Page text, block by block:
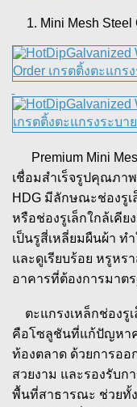
1. Mini Mesh
Premium Mini
เชื่อมสำเร็จรูปคุณภา
HDG มีลักษณะช่องรู
หรือช่องรูเล็กใกล้เคีย
เป็นรูสี่เหลี่ยมผืนผ้า ท
และดูเรียบร้อย หรูหร
อาคารที่ต้องการมาต
ตะแกรงเหล็กช่องรูเ
คือโซลูชันที่แก้ปัญหา
ท้องตลาด ด้วยการออ
สวยงาม และรองรับก
พื้นที่สาธารณะ ช่วยทั้